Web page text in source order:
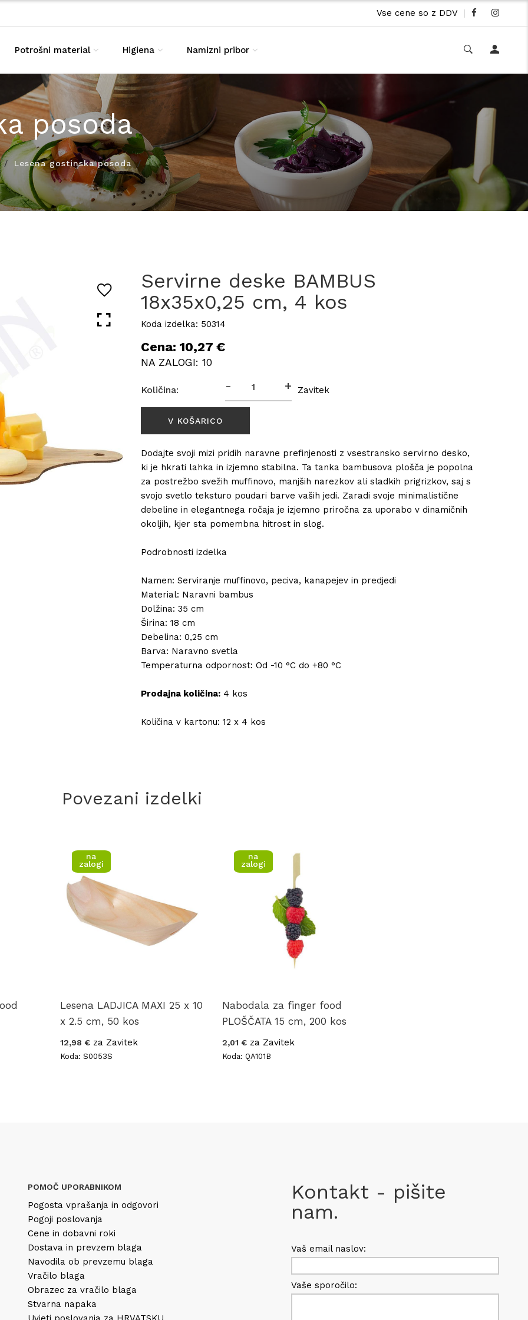
Vse cene so z DDV |
Potrošni material Higiena Namizni pribor
posoda
Lesena gostinska posoda
Servirne deske BAMBUS
18x35x0,25 cm, 4 kos
Koda izdelka: 50314
Cena: 10,27 €
NA ZALOGI: 10
Količina: - + Zavitek
Dodajte svoji mizi pridih naravne prefinjenosti z vsestransko servirno desko,
ki je hkrati lahka in izjemno stabilna. Ta tanka bambusova plošča je popolna
za postrežbo svežih muffinovo, manjših narezkov ali sladkih prigrizkov, saj s
svojo svetlo teksturo poudari barve vaših jedi. Zaradi svoje minimalistične
debeline in elegantnega ročaja je izjemno priročna za uporabo v dinamičnih
okoljih, kjer sta pomembna hitrost in slog.
Podrobnosti izdelka
Namen: Serviranje muffinovo, peciva, kanapejev in predjedi
Material: Naravni bambus
Dolžina: 35 cm
Širina: 18 cm
Debelina: 0,25 cm
Barva: Naravno svetla
Temperaturna odpornost: Od -10 °C do +80 °C
Prodajna količina: 4 kos
Količina v kartonu: 12 x 4 kos
Povezani izdelki
na
zalogi
Lesena LADJICA MAXI 25 x 10
x 2.5 cm, 50 kos
12,98 €za Zavitek
Koda: S0053S
na
zalogi
Nabodala za finger food
PLOŠČATA 15 cm, 200 kos
2,01 €za Zavitek
Koda: QA101B
POMOČ UPORABNIKOM
Pogosta vprašanja in odgovori
Pogoji poslovanja
Cene in dobavni roki
Dostava in prevzem blaga
Navodila ob prevzemu blaga
Vračilo blaga
Obrazec za vračilo blaga
Stvarna napaka
Kontakt - pišite
nam.
Vaš email naslov:
Vaše sporočilo: